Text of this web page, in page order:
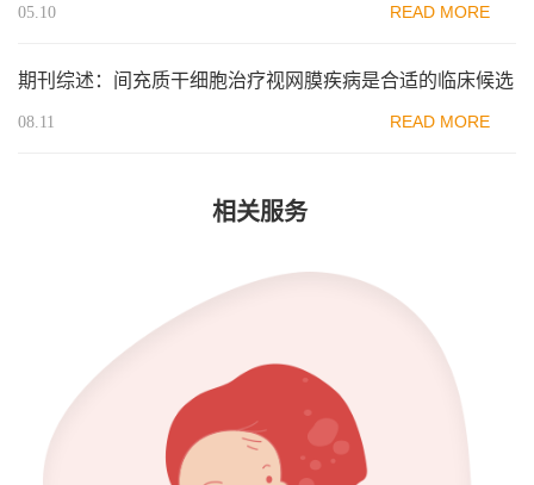
05.10 READ MORE
期刊综述：间充质干细胞治疗视网膜疾病是合适的临床候选
08.11 READ MORE
相关服务